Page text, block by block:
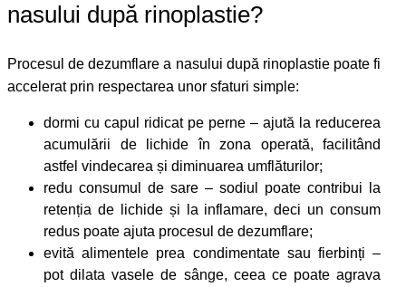
nasului după rinoplastie?
Procesul de dezumflare a nasului după rinoplastie poate fi
accelerat prin respectarea unor sfaturi simple:
dormi cu capul ridicat pe perne – ajută la reducerea
acumulării de lichide în zona operată, facilitând
astfel vindecarea și diminuarea umflăturilor;
redu consumul de sare – sodiul poate contribui la
retenția de lichide și la inflamare, deci un consum
redus poate ajuta procesul de dezumflare;
evită alimentele prea condimentate sau fierbinți –
pot dilata vasele de sânge, ceea ce poate agrava